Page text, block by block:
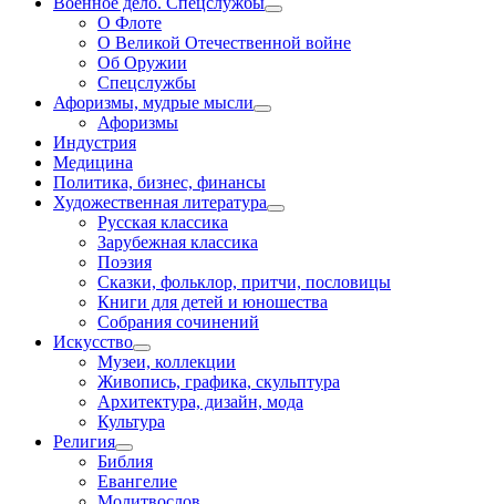
О Флоте
О Великой Отечественной войне
Об Оружии
Спецслужбы
Афоризмы, мудрые мысли
Афоризмы
Индустрия
Медицина
Политика, бизнес, финансы
Художественная литература
Русская классика
Зарубежная классика
Поэзия
Сказки, фольклор, притчи, пословицы
Книги для детей и юношества
Собрания сочинений
Искусство
Музеи, коллекции
Живопись, графика, скульптура
Архитектура, дизайн, мода
Культура
Религия
Библия
Евангелие